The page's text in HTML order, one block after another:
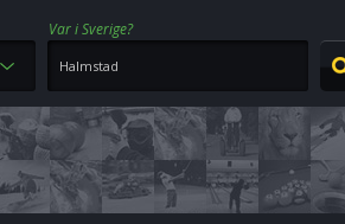
Var i Sverige?